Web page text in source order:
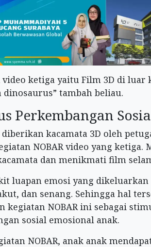
video ketiga yaitu Film 3D di luar
dinosaurus” tambah beliau.
Perkembangan
kacamata 3D oleh
NOBAR video yang
dan menikmati film
luapan emosi yang
dan senang. Sehingga hal
kegiatan NOBAR ini sebagai
sosial emosional anak.
NOBAR, anak anak